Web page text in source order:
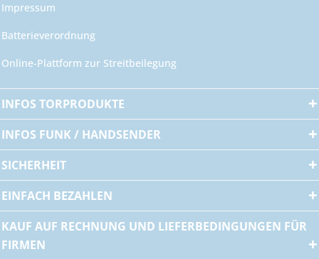
Impressum
Batterieverordnung
Online-Plattform zur Streitbeilegung
INFOS TORPRODUKTE
INFOS FUNK / HANDSENDER
SICHERHEIT
EINFACH BEZAHLEN
KAUF AUF RECHNUNG UND LIEFERBEDINGUNGEN FÜR
FIRMEN